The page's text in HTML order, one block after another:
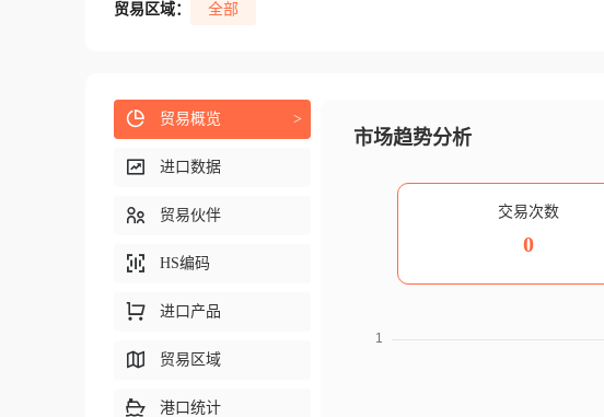
贸易区域： 全部
市场趋势分析
交易次数
0
贸易概览 >
进口数据
贸易伙伴
HS编码
进口产品
贸易区域
港口统计